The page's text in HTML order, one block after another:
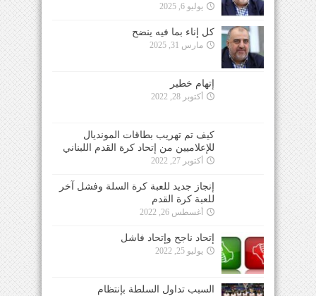
يوليو 6, 2025
كل إناء بما فيه ينضح
مارس 31, 2025
إتهام خطير
أكتوبر 28, 2022
كيف تم تهريب بطاقات المونديال
للإعلاميين من إتحاد كرة القدم اللبناني
أكتوبر 27, 2022
إنجاز جديد للعبة كرة السلة وفشل آخر
للعبة كرة القدم
أغسطس 26, 2022
إتحاد ناجح وإتحاد فاشل
يوليو 25, 2022
السبب تداول السلطة بإنتظام